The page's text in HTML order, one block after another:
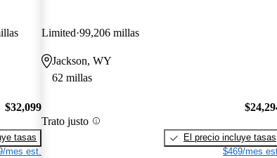
$32,099
tasas
mes est.
Limited 99,206 millas
Jackson, WY
62 millas
Trato justo
El precio incluye tasas
$469/mes